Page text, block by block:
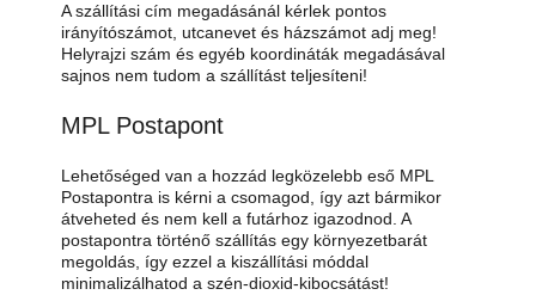
A szállítási cím megadásánál kérlek pontos
irányítószámot, utcanevet és házszámot adj meg!
Helyrajzi szám és egyéb koordináták megadásával
sajnos nem tudom a szállítást teljesíteni!
MPL Postapont
Lehetőséged van a hozzád legközelebb eső MPL
Postapontra is kérni a csomagod, így azt bármikor
átveheted és nem kell a futárhoz igazodnod. A
postapontra történő szállítás egy környezetbarát
megoldás, így ezzel a kiszállítási móddal
minimalizálhatod a szén-dioxid-kibocsátást!